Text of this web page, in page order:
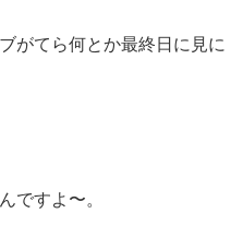
がてら何とか最終日に見に
ですよ〜。